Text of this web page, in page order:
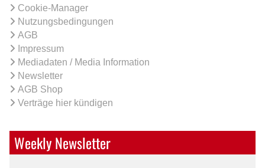
Cookie-Manager
Nutzungsbedingungen
AGB
Impressum
Mediadaten / Media Information
Newsletter
AGB Shop
Verträge hier kündigen
Weekly Newsletter